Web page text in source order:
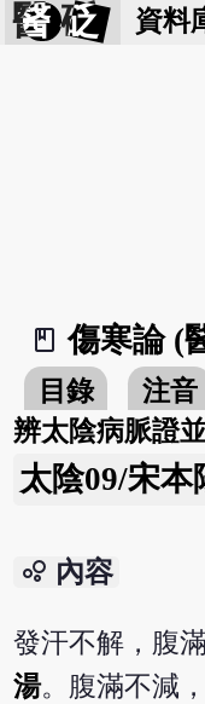
醫 砭 資料
book_2
傷寒論 (
目錄 注音
辨太陰病脈證
太陰09/宋本
bubble_chart 內容
發汗不解，腹
湯。腹滿不減